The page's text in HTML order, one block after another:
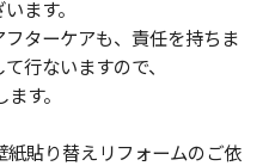
います。
フターケアも、責任を持ちま
て行ないますので、
す。
紙貼り替えリフォームのご依